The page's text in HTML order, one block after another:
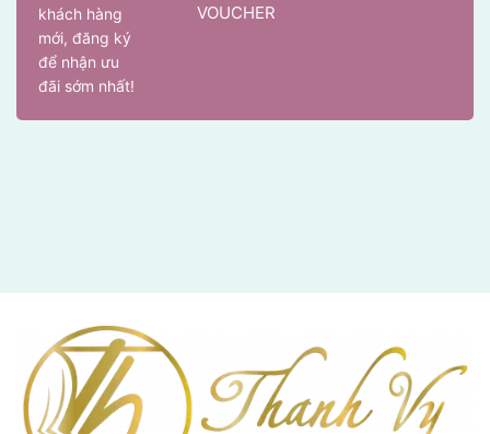
khách hàng
mới, đăng ký
để nhận ưu
đãi sớm nhất!
VOUCHER